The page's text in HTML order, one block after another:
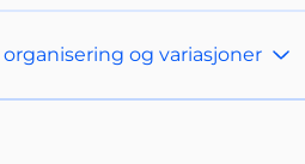
organisering og variasjoner